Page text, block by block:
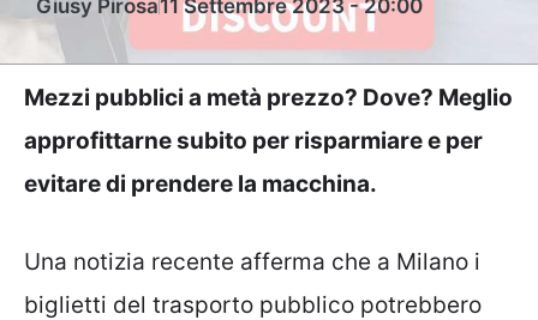
Giusy Pirosa11 Settembre 2023 - 20:00
Mezzi pubblici a metà prezzo? Dove? Meglio
approfittarne subito per risparmiare e per
evitare di prendere la macchina.
Una notizia recente afferma che a Milano i
biglietti del trasporto pubblico potrebbero